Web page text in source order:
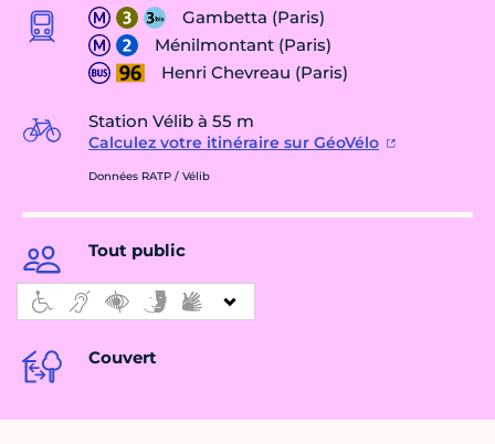
Gambetta (Paris)
Ménilmontant (Paris)
Henri Chevreau (Paris)
Station Vélib à 55 m
Calculez votre itinéraire sur GéoVélo
Données RATP / Vélib
Tout public
Couvert